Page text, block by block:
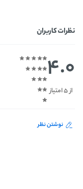
نظرات کاربران
4.0
از 5 امتیاز
نوشتن نظر